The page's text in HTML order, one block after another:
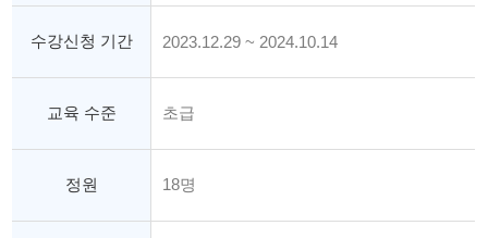
수강신청 기간 2023.12.29 ~ 2024.10.14
교육 수준 초급
정원 18명